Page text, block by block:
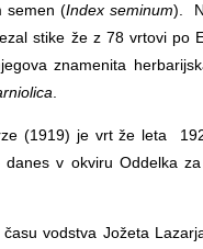
semen (Index seminum).
stike že z 78 vrtovi po
znamenita
(1919) je vrt že leta
v okviru Oddelka za
vodstva Jožeta